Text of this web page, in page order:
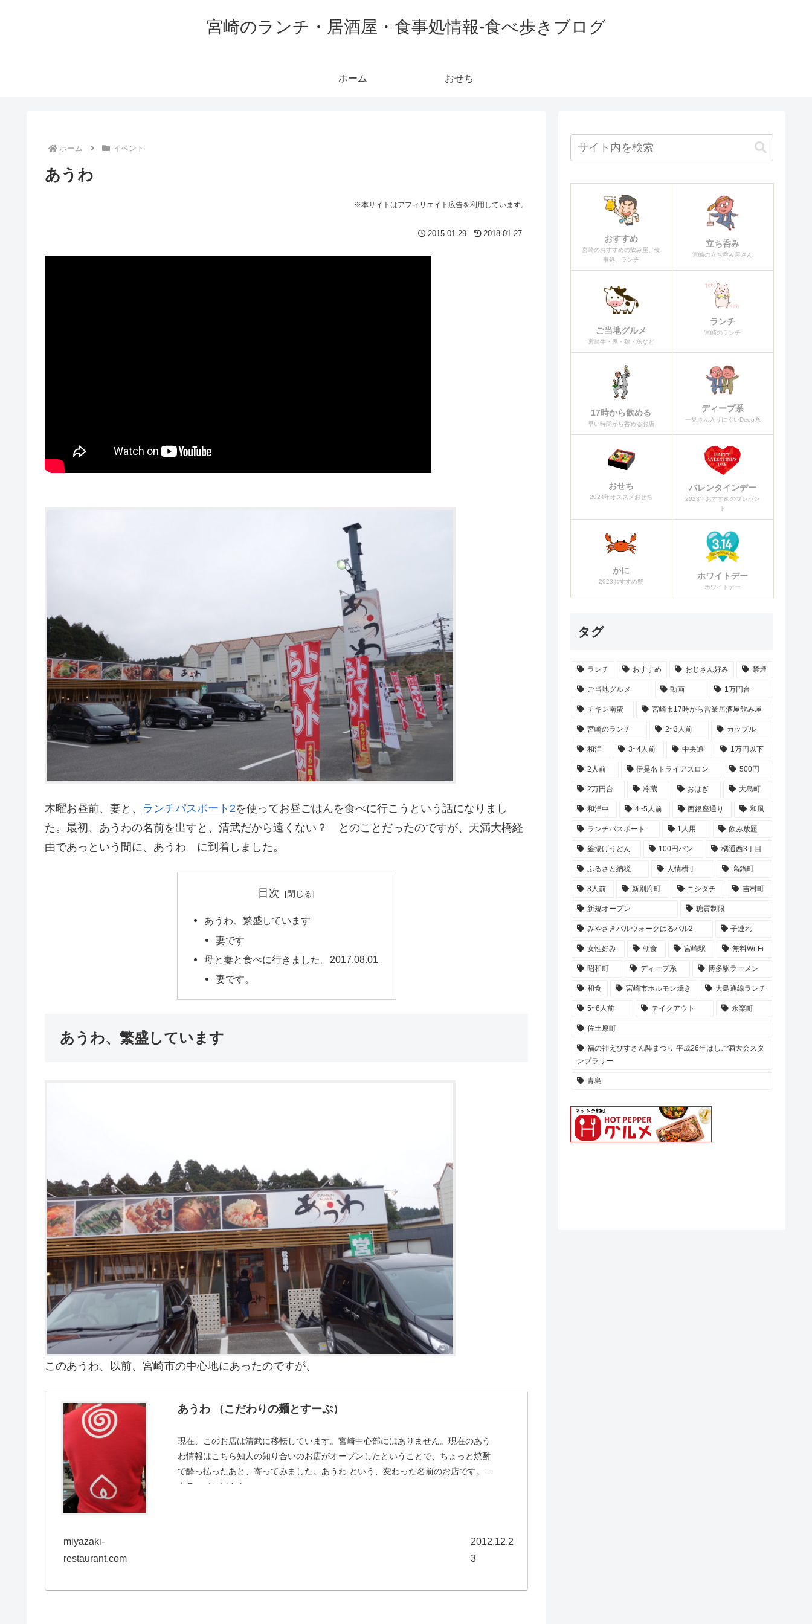
宮崎のランチ・居酒屋・食事処情報-食べ歩きブログ
ホーム おせち
ホーム イベント
あうわ
※本サイトはアフィリエイト広告を利用しています。
2015.01.29 2018.01.27
木曜お昼前、妻と、 ランチパスポート2を使ってお昼ごはんを食べに行こうという話になりまし
た。最初、あうわの名前を出すと、清武だから遠くない？ とのことだったのですが、天満大橋経
由であっという間に、あうわ に到着しました。
目次
あうわ、繁盛しています
妻です
母と妻と食べに行きました。2017.08.01
妻です。
あうわ、繁盛しています
このあうわ、以前、宮崎市の中心地にあったのですが、
あうわ （こだわりの麺とすーぷ）
現在、このお店は清武に移転しています。宮崎中心部にはありません。現在のあう
わ情報はこちら知人の知り合いのお店がオープンしたということで、ちょっと焼酎
で酔っ払ったあと、寄ってみました。あうわ という、変わった名前のお店です。基
本ラーメン屋さん...
miyazaki-
restaurant.com
2012.12.2
3
おすすめ
宮崎のおすすめの飲み屋、食
事処、ランチ
立ち呑み
宮崎の立ち呑み屋さん
ご当地グルメ
宮崎牛・豚・鶏・魚など
ランチ
宮崎のランチ
17時から飲める
早い時間から呑めるお店
ディープ系
一見さん入りにくいDeep系
おせち
2024年オススメおせち
バレンタインデー
2023年おすすめのプレゼン
ト
かに
2023おすすめ蟹
ホワイトデー
ホワイトデー
タグ
ランチ おすすめ おじさん好み 禁煙
ご当地グルメ 動画 1万円台
チキン南蛮 宮崎市17時から営業居酒屋飲み屋
宮崎のランチ 2~3人前 カップル
和洋 3~4人前 中央通 1万円以下
2人前 伊是名トライアスロン 500円
2万円台 冷蔵 おはぎ 大島町
和洋中 4~5人前 西銀座通り 和風
ランチパスポート 1人用 飲み放題
釜揚げうどん 100円パン 橘通西3丁目
ふるさと納税 人情横丁 高鍋町
3人前 新別府町 ニシタチ 吉村町
新規オープン 糖質制限
みやざきバルウォークはるバル2 子連れ
女性好み 朝食 宮崎駅 無料Wi-Fi
昭和町 ディープ系 博多駅ラーメン
和食 宮崎市ホルモン焼き 大島通線ランチ
5~6人前 テイクアウト 永楽町
佐土原町
福の神えびすさん酔まつり 平成26年はしご酒大会スタ
ンプラリー
青島